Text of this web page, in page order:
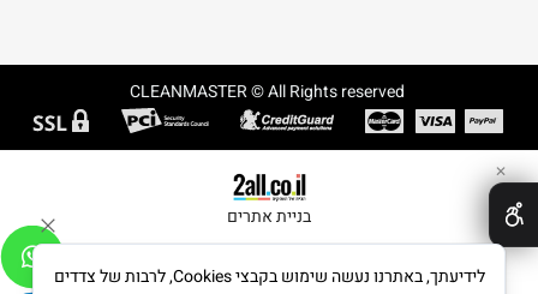
בניית אתרים
✕
לידיעתך, באתרנו נעשה שימוש בקבצי Cookies, לרבות של צדדים